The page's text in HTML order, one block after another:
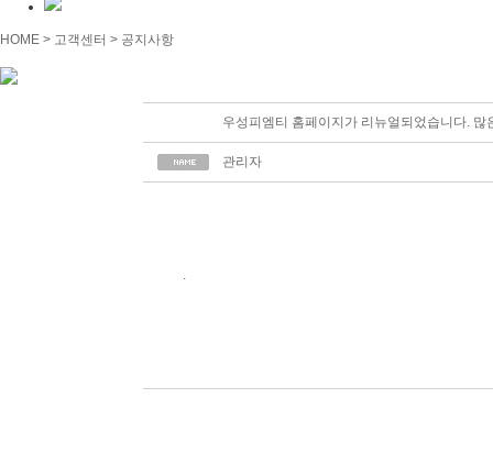
HOME > 고객센터 > 공지사항
우성피엠티 홈페이지가 리뉴얼되었습니다. 많
관리자
.